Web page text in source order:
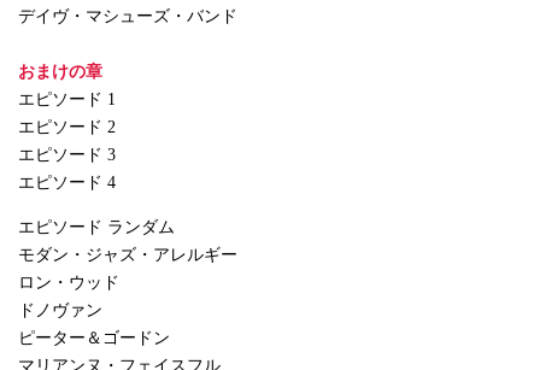
デイヴ・マシューズ・バンド
おまけの章
エピソード 1
エピソード 2
エピソード 3
エピソード 4
エピソード ランダム
モダン・ジャズ・アレルギー
ロン・ウッド
ドノヴァン
ピーター＆ゴードン
マリアンヌ・フェイスフル